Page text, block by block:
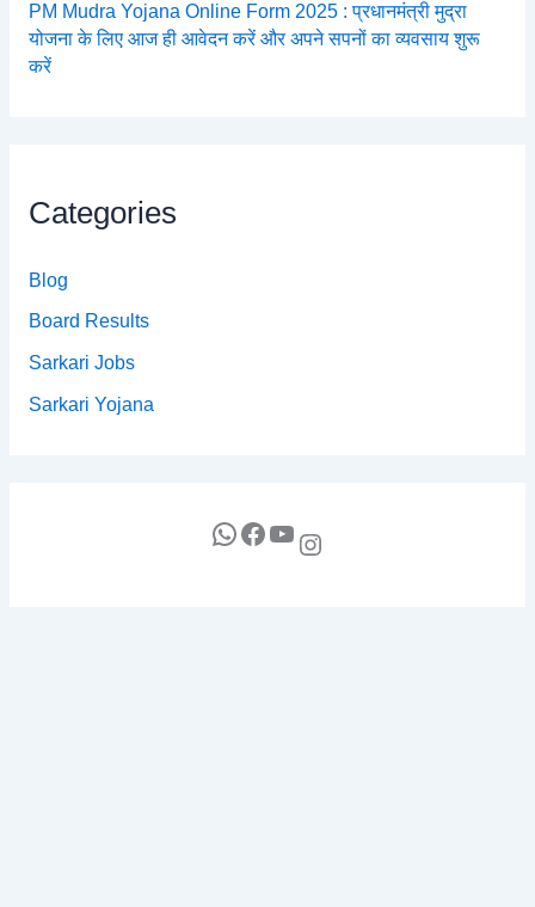
PM Mudra Yojana Online Form 2025 : प्रधानमंत्री मुद्रा
योजना के लिए आज ही आवेदन करें और अपने सपनों का व्यवसाय शुरू
करें
Categories
Blog
Board Results
Sarkari Jobs
Sarkari Yojana